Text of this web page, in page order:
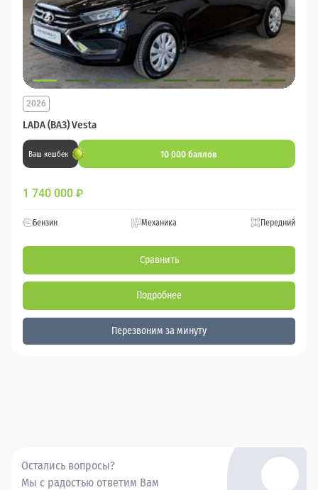
LADA (ВАЗ) Vesta
2026
Ваш кешбек 10 000 баллов
1 740 000 ₽
Бензин Механика Передний
Сравнить
Подробнее
Перезвоним за минуту
Остались вопросы?
Мы с радостью ответим Вам